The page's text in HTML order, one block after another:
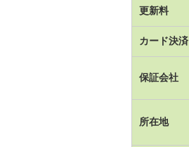
更新料
カード決済
保証会社
所在地